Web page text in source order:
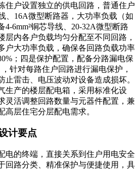
住户设置独立的供电回路，普通住户
、16A微型断路器，大功率负载（如
6mm²铜芯导线、20-32A微型断路
层内各户负载均匀分配至不同回路，
户大功率负载，确保各回路负载功率
；四是保护配置，配备分路漏电保
针对每路住户回路进行漏电保护，
止雷击、电压波动对设备造成损坏。
生产的楼层配电箱，采用标准化设
灵活调整回路数量与元器件配置，兼
高层住宅分层配电需求。
计要点
电的终端，直接关系到住户用电安全
回路分类、精准保护与便捷使用，具